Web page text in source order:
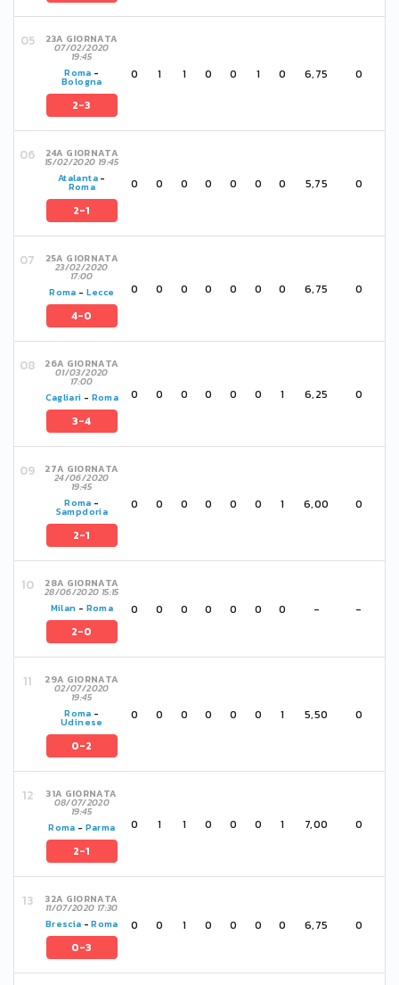
23A GIORNATA
07/02/2020
19:45
Roma -
Bologna
2-3
0 1 1 0 0 1 0 6,75 0
24A GIORNATA
15/02/2020 19:45
Atalanta-
Roma
2-1
0 0 0 0 0 0 0 5,75 0
25A GIORNATA
23/02/2020
17:00
Roma - Lecce
4-0
0 0 0 0 0 0 0 6,75 0
26A GIORNATA
01/03/2020
17:00
Cagliari - Roma
3-4
0 0 0 0 0 0 1 6,25 0
27A GIORNATA
24/06/2020
19:45
Roma -
Sampdoria
2-1
0 0 0 0 0 0 1 6,00 0
28A GIORNATA
28/06/2020 15:15
Milan - Roma
2-0
0 0 0 0 0 0 0 - -
29A GIORNATA
02/07/2020
19:45
Roma -
Udinese
0-2
0 0 0 0 0 0 1 5,50 0
31A GIORNATA
08/07/2020
19:45
Roma - Parma
2-1
0 1 1 0 0 0 1 7,00 0
32A GIORNATA
11/07/2020 17:30
Brescia -Roma
0-3
0 0 1 0 0 0 0 6,75 0